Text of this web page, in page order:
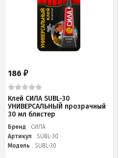
186 ₽
Клей СИЛА SUBL-30
УНИВЕРСАЛЬНЫЙ прозрачный
30 мл блистер
Бренд
СИЛА
Артикул
SUBL-30
Модель
SUBL-30